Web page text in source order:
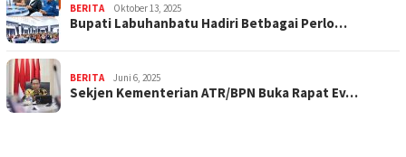
BERITA Oktober 13, 2025
Bupati Labuhanbatu Hadiri Betbagai Perlo…
BERITA Juni 6, 2025
Sekjen Kementerian ATR/BPN Buka Rapat Ev…